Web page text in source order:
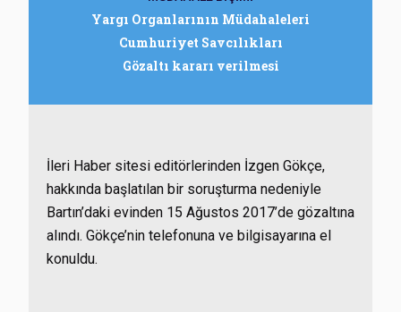
Yargı Organlarının Müdahaleleri
Cumhuriyet Savcılıkları
Gözaltı kararı verilmesi
İleri Haber sitesi editörlerinden İzgen Gökçe,
hakkında başlatılan bir soruşturma nedeniyle
Bartın’daki evinden 15 Ağustos 2017’de gözaltına
alındı. Gökçe’nin telefonuna ve bilgisayarına el
konuldu.